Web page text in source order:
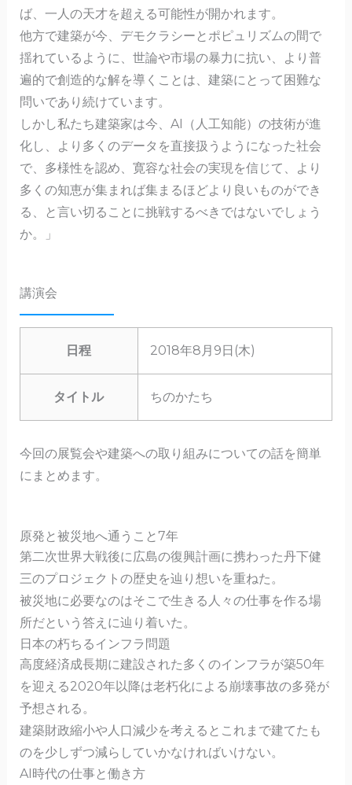
ば、一人の天才を超える可能性が開かれます。
他方で建築が今、デモクラシーとポピュリズムの間で
揺れているように、世論や市場の暴力に抗い、より普
遍的で創造的な解を導くことは、建築にとって困難な
問いであり続けています。
しかし私たち建築家は今、AI（人工知能）の技術が進
化し、より多くのデータを直接扱うようになった社会
で、多様性を認め、寛容な社会の実現を信じて、より
多くの知恵が集まれば集まるほどより良いものができ
る、と言い切ることに挑戦するべきではないでしょう
か。」
講演会
日程 2018年8月9日(木)
タイトル ちのかたち
今回の展覧会や建築への取り組みについての話を簡単
にまとめます。
原発と被災地へ通うこと7年
第二次世界大戦後に広島の復興計画に携わった丹下健
三のプロジェクトの歴史を辿り想いを重ねた。
被災地に必要なのはそこで生きる人々の仕事を作る場
所だという答えに辿り着いた。
日本の朽ちるインフラ問題
高度経済成長期に建設された多くのインフラが築50年
を迎える2020年以降は老朽化による崩壊事故の多発が
予想される。
建築財政縮小や人口減少を考えるとこれまで建てたも
のを少しずつ減らしていかなければいけない。
AI時代の仕事と働き方